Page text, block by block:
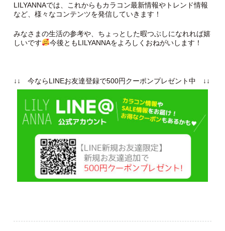
LILYANNAでは、これからもカラコン最新情報やトレンド情報
など、様々なコンテンツを発信していきます！
みなさまの生活の参考や、ちょっとした暇つぶしになれれば嬉
しいです
今後ともLILYANNAをよろしくおねがいします！
↓↓ 今ならLINEお友達登録で500円クーポンプレゼント中 ↓↓